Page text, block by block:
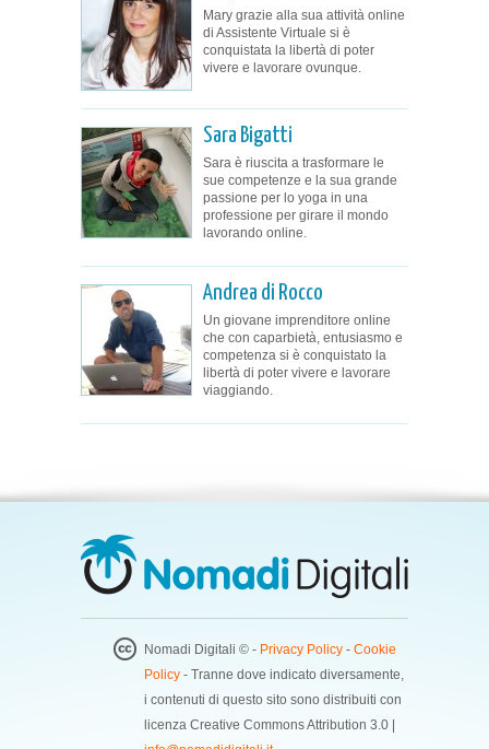
Mary grazie alla sua attività online
di Assistente Virtuale si è
conquistata la libertà di poter
vivere e lavorare ovunque.
Sara Bigatti
Sara è riuscita a trasformare le
sue competenze e la sua grande
passione per lo yoga in una
professione per girare il mondo
lavorando online.
Andrea di Rocco
Un giovane imprenditore online
che con caparbietà, entusiasmo e
competenza si è conquistato la
libertà di poter vivere e lavorare
viaggiando.
Nomadi Digitali © - Privacy Policy - Cookie
Policy - Tranne dove indicato diversamente,
i contenuti di questo sito sono distribuiti con
licenza Creative Commons Attribution 3.0 |